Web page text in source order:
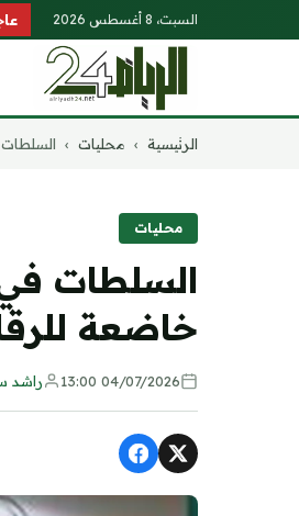
السبت، 8 أغسطس 2026
الرئيسية › محليات ›
محليات
السلطات
خاضعة
04/07/2026 13:00 راشد